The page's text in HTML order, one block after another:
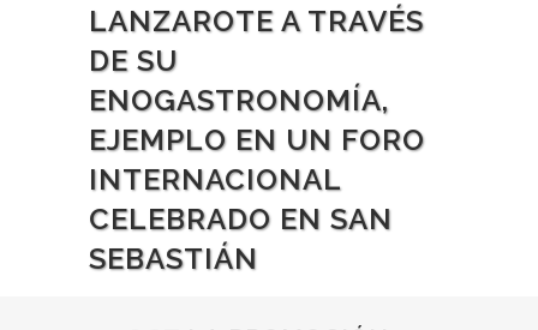
LANZAROTE A TRAVÉS
DE SU
ENOGASTRONOMÍA,
EJEMPLO EN UN FORO
INTERNACIONAL
CELEBRADO EN SAN
SEBASTIÁN